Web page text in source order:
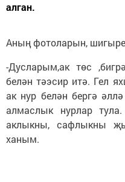
алган.
Аның фотоларын,
-Дусларым,ак төс
белән тәэсир итә. Гел
ак нур белән бергә
алмаслык нурлар
аклыкны, сафлыкны
ханым.